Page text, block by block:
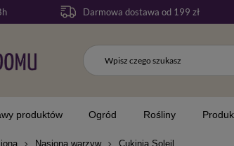
Darmowa dostawa od 199 zł
produktów Ogród Rośliny
Nasiona warzyw Cukinia Soleil